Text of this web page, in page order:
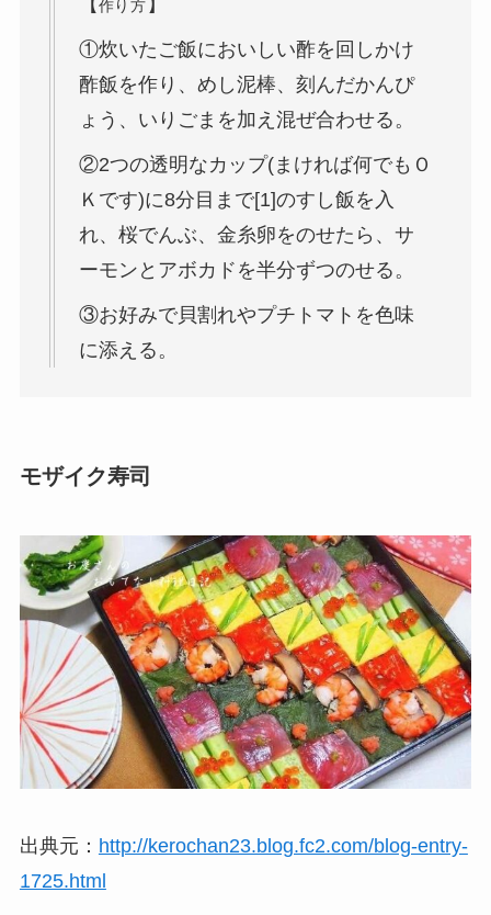
【作り方 】
①炊いたご飯においしい酢を回しかけ
酢飯を作り、めし泥棒、刻んだかんぴ
ょう、いりごまを加え混ぜ合わせる。
②2つの透明なカップ(まければ何でもＯ
Ｋです)に8分目まで[1]のすし飯を入
れ、桜でんぶ、金糸卵をのせたら、サ
ーモンとアボカドを半分ずつのせる。
③お好みで貝割れやプチトマトを色味
に添える。
モザイク寿司
出典元： http://kerochan23.blog.fc2.com/blog-entry-
1725.html